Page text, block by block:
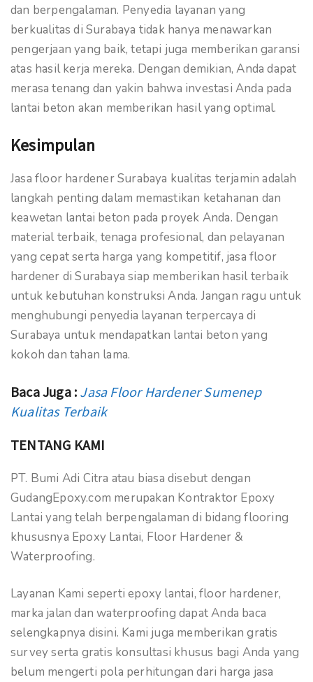
dan berpengalaman. Penyedia layanan yang
berkualitas di Surabaya tidak hanya menawarkan
pengerjaan yang baik, tetapi juga memberikan garansi
atas hasil kerja mereka. Dengan demikian, Anda dapat
merasa tenang dan yakin bahwa investasi Anda pada
lantai beton akan memberikan hasil yang optimal.
Kesimpulan
Jasa floor hardener Surabaya kualitas terjamin adalah
langkah penting dalam memastikan ketahanan dan
keawetan lantai beton pada proyek Anda. Dengan
material terbaik, tenaga profesional, dan pelayanan
yang cepat serta harga yang kompetitif, jasa floor
hardener di Surabaya siap memberikan hasil terbaik
untuk kebutuhan konstruksi Anda. Jangan ragu untuk
menghubungi penyedia layanan terpercaya di
Surabaya untuk mendapatkan lantai beton yang
kokoh dan tahan lama.
Baca Juga : Jasa Floor Hardener Sumenep
Kualitas Terbaik
TENTANG KAMI
PT. Bumi Adi Citra atau biasa disebut dengan
GudangEpoxy.com merupakan Kontraktor Epoxy
Lantai yang telah berpengalaman di bidang flooring
khususnya Epoxy Lantai, Floor Hardener &
Waterproofing.
Layanan Kami seperti epoxy lantai, floor hardener,
marka jalan dan waterproofing dapat Anda baca
selengkapnya disini. Kami juga memberikan gratis
survey serta gratis konsultasi khusus bagi Anda yang
belum mengerti pola perhitungan dari harga jasa